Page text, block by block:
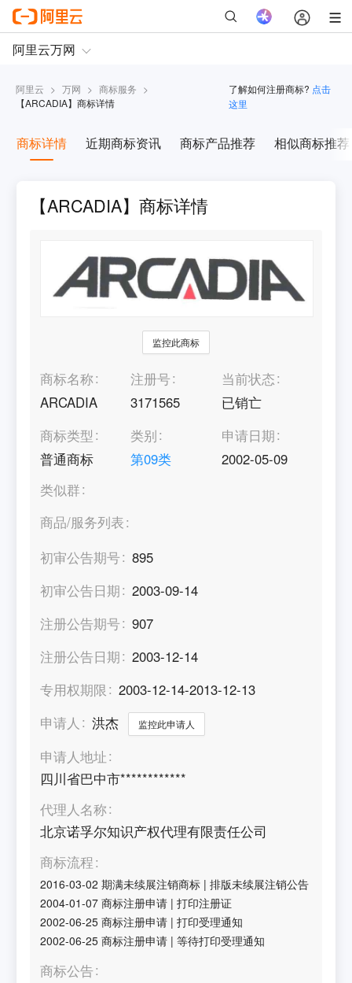
阿里云 > 万网 > 商标服务 >
【ARCADIA】商标详情
了解如何注册商标? 点击
这里
商标详情 近期商标资讯 商标产品推荐 相似商标推荐
【ARCADIA】商标详情
监控此商标
商标名称
ARCADIA
注册号
3171565
当前状态
已销亡
商标类型
普通商标
类别
第09类
申请日期
2002-05-09
类似群
商品/服务列表
初审公告期号
895
初审公告日期
2003-09-14
注册公告期号
907
注册公告日期
2003-12-14
专用权期限
2003-12-14-2013-12-13
申请人
洪杰 监控此申请人
申请人地址
四川省巴中市************
代理人名称
北京诺孚尔知识产权代理有限责任公司
商标流程
2016-03-02 期满未续展注销商标 |排版未续展注销公告
2004-01-07 商标注册申请 |打印注册证
2002-06-25 商标注册申请 |打印受理通知
2002-06-25 商标注册申请 |等待打印受理通知
商标公告